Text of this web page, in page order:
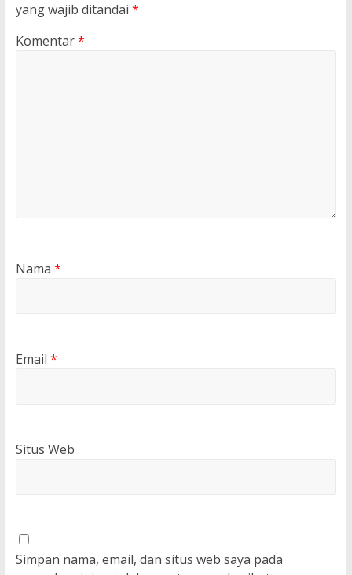
yang wajib ditandai *
Komentar*
Nama *
Email *
Situs Web
Simpan nama, email, dan situs web saya pada